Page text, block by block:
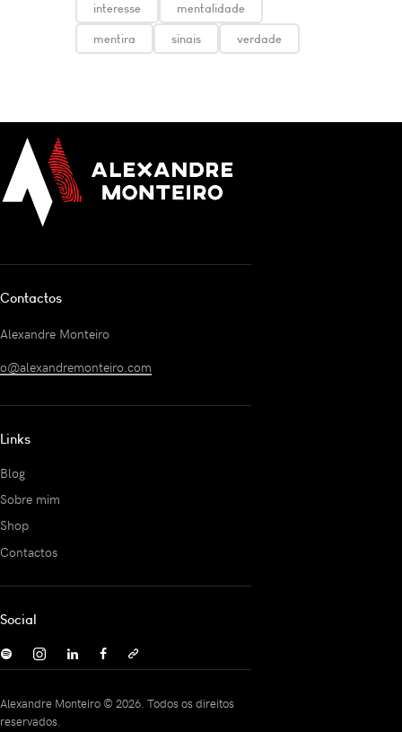
interesse mentalidade
mentira sinais verdade
Contactos
Alexandre Monteiro
o@alexandremonteiro.com
Links
Blog
Sobre mim
Shop
Contactos
Social
Alexandre Monteiro © 2026. Todos os direitos
reservados.